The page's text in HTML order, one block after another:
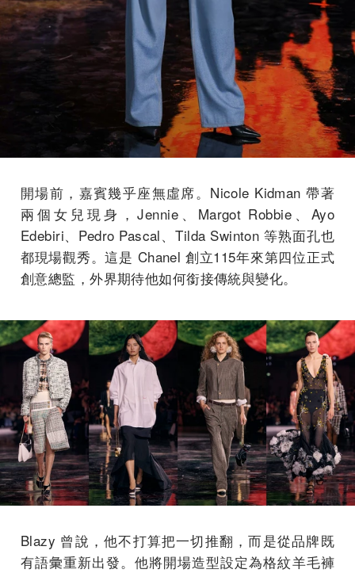
開場前，嘉賓幾乎座無虛席。Nicole Kidman 帶著
兩個女兒現身，Jennie、Margot Robbie、Ayo
Edebiri、Pedro Pascal、Tilda Swinton 等熟面孔也
都現場觀秀。這是 Chanel 創立115年來第四位正式
創意總監，外界期待他如何銜接傳統與變化。
Blazy 曾說，他不打算把一切推翻，而是從品牌既
有語彙重新出發。他將開場造型設定為格紋羊毛褲